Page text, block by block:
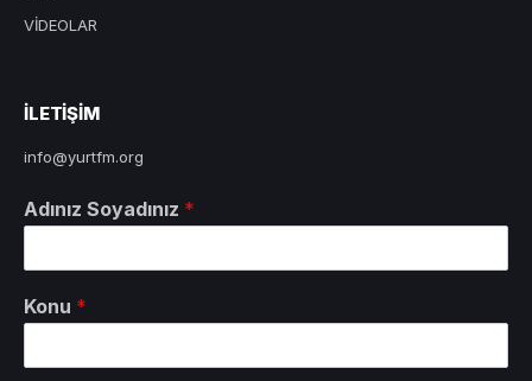
VİDEOLAR
ILETIŞIM
info@yurtfm.org
Adınız Soyadınız *
Konu *